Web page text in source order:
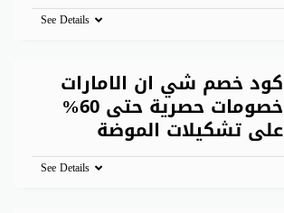
See Details
كود خصم شي ان الامارات
خصومات حصرية حتى 60%
على تشكيلات الموضة
See Details